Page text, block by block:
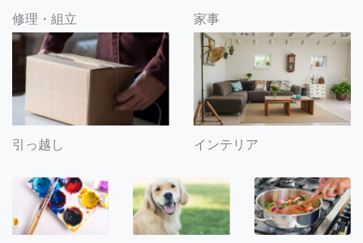
修理・組立 家事
引っ越し インテリア